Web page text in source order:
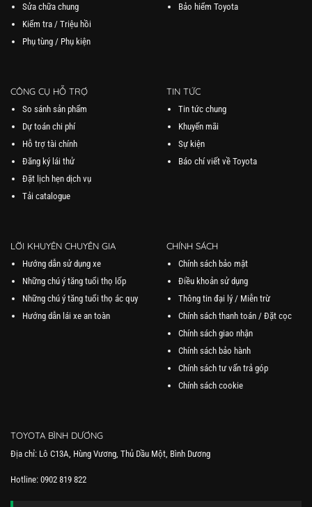
Sửa chữa chung
Kiểm tra / Triệu hồi
Phụ tùng / Phụ kiện
Bảo hiểm Toyota
CÔNG CỤ HỖ TRỢ
So sánh sản phẩm
Dự toán chi phí
Hỗ trợ tài chính
Đăng ký lái thử
Đặt lịch hẹn dịch vụ
Tải catalogue
TIN TỨC
Tin tức chung
Khuyến mãi
Sự kiện
Báo chí viết về Toyota
LỜI KHUYÊN CHUYÊN GIA
Hướng dẫn sử dụng xe
Những chú ý tăng tuổi thọ lốp
Những chú ý tăng tuổi thọ ác quy
Hướng dẫn lái xe an toàn
CHÍNH SÁCH
Chính sách bảo mật
Điều khoản sử dụng
Thông tin đại lý / Miễn trừ
Chính sách thanh toán / Đặt cọc
Chính sách giao nhận
Chính sách bảo hành
Chính sách tư vấn trả góp
Chính sách cookie
TOYOTA BÌNH DƯƠNG
Địa chỉ: Lô C13A, Hùng Vương, Thủ Dầu Một, Bình Dương
Hotline: 0902 819 822